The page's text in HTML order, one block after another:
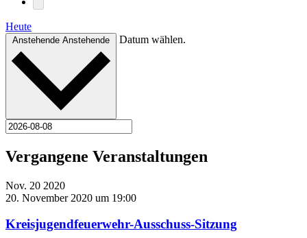
Heute
Anstehende Anstehende Datum wählen.
Vergangene Veranstaltungen
Nov. 20 2020
20. November 2020 um 19:00
Kreisjugendfeuerwehr-Ausschuss-Sitzung